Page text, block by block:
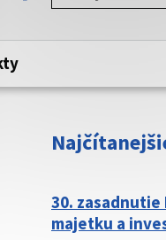
Zabezpečená
webového sídla.
30. zasadnutie
majetku a